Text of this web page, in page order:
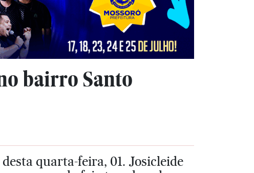
bairro Santo
quarta-feira, 01. Josicleide